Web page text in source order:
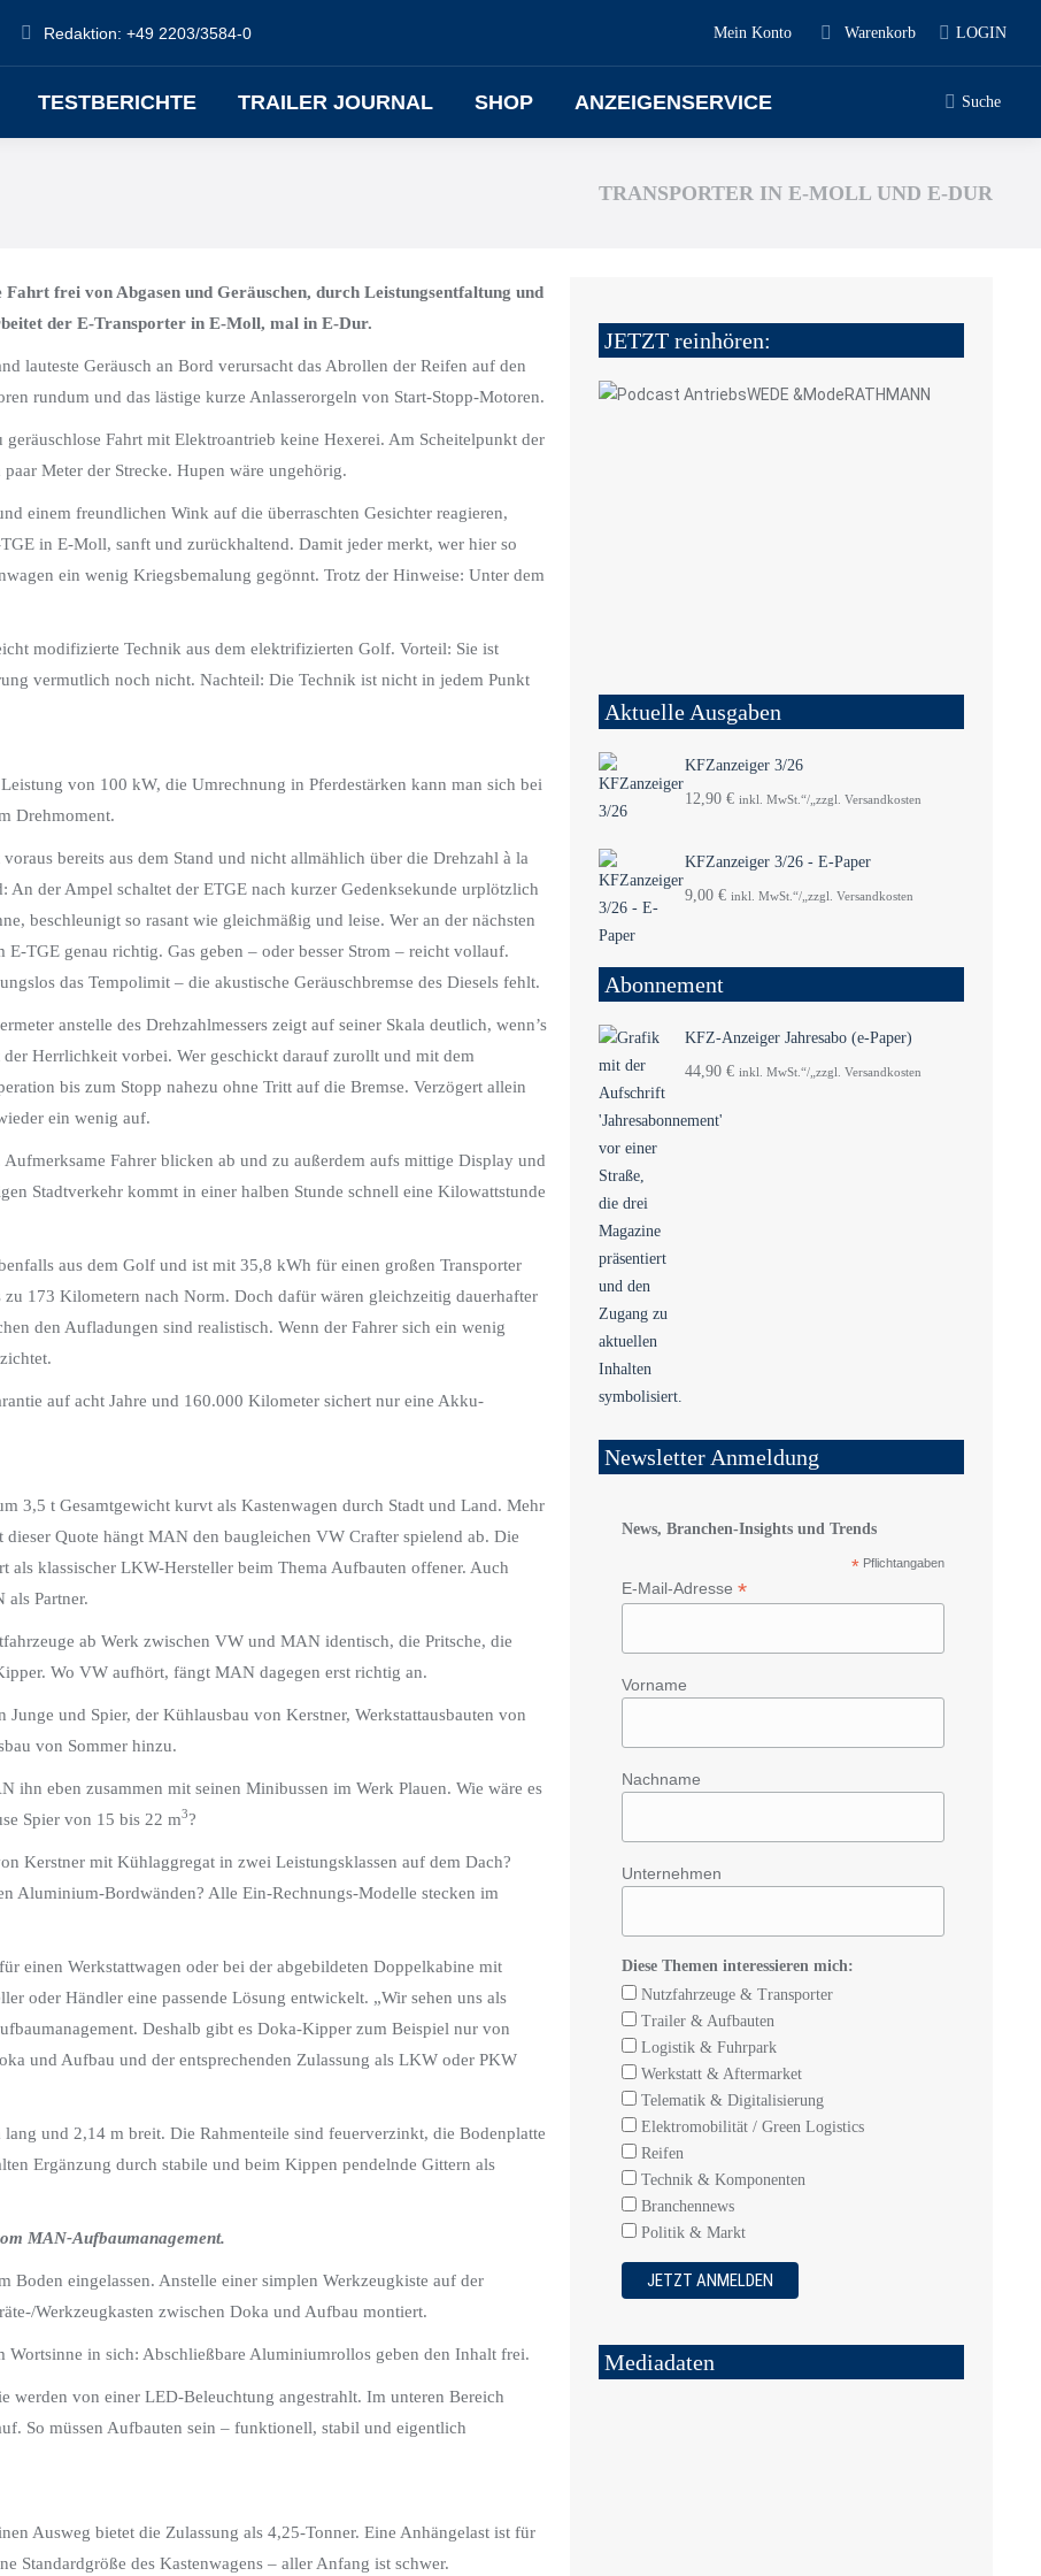
Redaktion: +49 2203/3584-0 Mein Konto Warenkorb LOGIN
TESTBERICHTE TRAILER JOURNAL SHOP ANZEIGENSERVICE Suche
TRANSPORTER IN E-MOLL UND E-DUR
frei von Abgasen und Geräuschen, durch Leistungsentfaltung und
der E-Transporter in E-Moll, mal in E-Dur.
lauteste Geräusch an Bord verursacht das Abrollen der Reifen auf den
rundum und das lästige kurze Anlasserorgeln von Start-Stopp-Motoren.
Fahrt mit Elektroantrieb keine Hexerei. Am Scheitelpunkt der
Meter der Strecke. Hupen wäre ungehörig.
einem freundlichen Wink auf die überraschten Gesichter reagieren,
in E-Moll, sanft und zurückhaltend. Damit jeder merkt, wer hier so
ein wenig Kriegsbemalung gegönnt. Trotz der Hinweise: Unter dem
modifizierte Technik aus dem elektrifizierten Golf. Vorteil: Sie ist
vermutlich noch nicht. Nachteil: Die Technik ist nicht in jedem Punkt
von 100 kW, die Umrechnung in Pferdestärken kann man sich bei
Drehmoment.
bereits aus dem Stand und nicht allmählich über die Drehzahl à la
der Ampel schaltet der ETGE nach kurzer Gedenksekunde urplötzlich
beschleunigt so rasant wie gleichmäßig und leise. Wer an der nächsten
TGE genau richtig. Gas geben – oder besser Strom – reicht vollauf.
das Tempolimit – die akustische Geräuschbremse des Diesels fehlt.
anstelle des Drehzahlmessers zeigt auf seiner Skala deutlich, wenn’s
Herrlichkeit vorbei. Wer geschickt darauf zurollt und mit dem
bis zum Stopp nahezu ohne Tritt auf die Bremse. Verzögert allein
ein wenig auf.
Fahrer blicken ab und zu außerdem aufs mittige Display und
Stadtverkehr kommt in einer halben Stunde schnell eine Kilowattstunde
aus dem Golf und ist mit 35,8 kWh für einen großen Transporter
173 Kilometern nach Norm. Doch dafür wären gleichzeitig dauerhafter
den Aufladungen sind realistisch. Wenn der Fahrer sich ein wenig
auf acht Jahre und 160.000 Kilometer sichert nur eine Akku-
3,5 t Gesamtgewicht kurvt als Kastenwagen durch Stadt und Land. Mehr
Quote hängt MAN den baugleichen VW Crafter spielend ab. Die
klassischer LKW-Hersteller beim Thema Aufbauten offener. Auch
als Partner.
ab Werk zwischen VW und MAN identisch, die Pritsche, die
Wo VW aufhört, fängt MAN dagegen erst richtig an.
und Spier, der Kühlausbau von Kerstner, Werkstattausbauten von
von Sommer hinzu.
eben zusammen mit seinen Minibussen im Werk Plauen. Wie wäre es
Spier von 15 bis 22 m3?
Kerstner mit Kühlaggregat in zwei Leistungsklassen auf dem Dach?
Aluminium-Bordwänden? Alle Ein-Rechnungs-Modelle stecken im
einen Werkstattwagen oder bei der abgebildeten Doppelkabine mit
oder Händler eine passende Lösung entwickelt. „Wir sehen uns als
Deshalb gibt es Doka-Kipper zum Beispiel nur von
und Aufbau und der entsprechenden Zulassung als LKW oder PKW
und 2,14 m breit. Die Rahmenteile sind feuerverzinkt, die Bodenplatte
Ergänzung durch stabile und beim Kippen pendelnde Gittern als
MAN-Aufbaumanagement.
eingelassen. Anstelle einer simplen Werkzeugkiste auf der
Werkzeugkasten zwischen Doka und Aufbau montiert.
Wortsinne in sich: Abschließbare Aluminiumrollos geben den Inhalt frei.
werden von einer LED-Beleuchtung angestrahlt. Im unteren Bereich
So müssen Aufbauten sein – funktionell, stabil und eigentlich
Ausweg bietet die Zulassung als 4,25-Tonner. Eine Anhängelast ist für
Standardgröße des Kastenwagens – aller Anfang ist schwer.
JETZT reinhören:
Aktuelle Ausgaben
KFZanzeiger 3/26
12,90 € inkl. MwSt.“/„zzgl. Versandkosten
KFZanzeiger 3/26 - E-Paper
9,00 € inkl. MwSt.“/„zzgl. Versandkosten
Abonnement
KFZ-Anzeiger Jahresabo (e-Paper)
44,90 € inkl. MwSt.“/„zzgl. Versandkosten
Newsletter Anmeldung
News, Branchen-Insights und Trends
* Pflichtangaben
E-Mail-Adresse *
Vorname
Nachname
Unternehmen
Diese Themen interessieren mich:
Nutzfahrzeuge & Transporter
Trailer & Aufbauten
Logistik & Fuhrpark
Werkstatt & Aftermarket
Telematik & Digitalisierung
Elektromobilität / Green Logistics
Reifen
Technik & Komponenten
Branchennews
Politik & Markt
Mediadaten